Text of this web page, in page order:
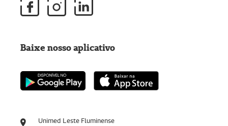
Unimed Leste Fluminense
Baixe nosso aplicativo